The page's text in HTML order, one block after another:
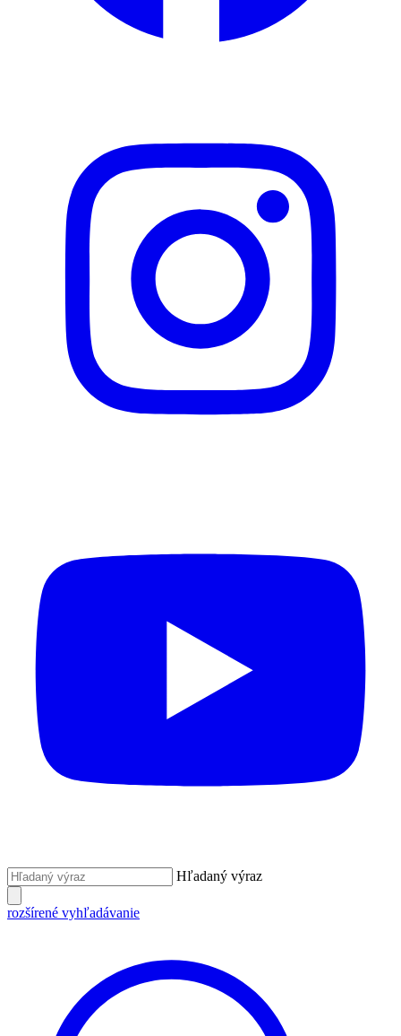
Hľadaný výraz
rozšírené vyhľadávanie